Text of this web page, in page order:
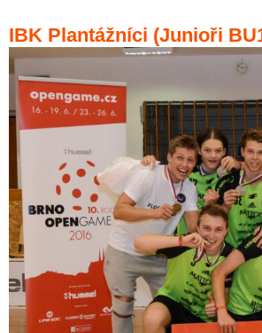
IBK Plantážníci (Junioři